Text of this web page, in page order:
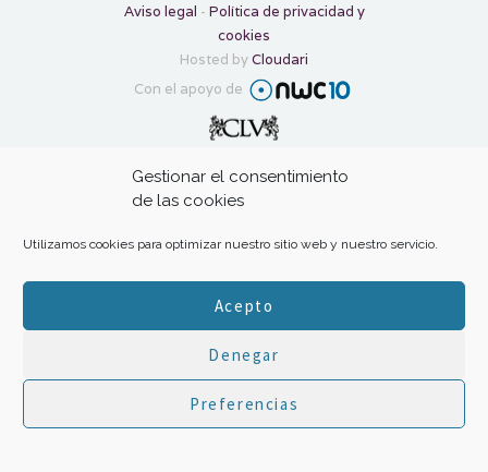
Gestionar el consentimiento
de las cookies
Utilizamos cookies para optimizar nuestro sitio web y nuestro servicio.
Acepto
Denegar
Preferencias
Aviso legal - Política de privacidad y
cookies
Hosted byCloudari
Con el apoyo de
El proyecto
ChristmasBlockchain.org |